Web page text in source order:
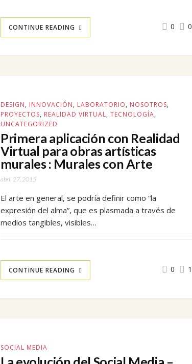
CONTINUE READING 0 0
DESIGN, INNOVACIÓN, LABORATORIO, NOSOTROS,
PROYECTOS, REALIDAD VIRTUAL, TECNOLOGÍA,
UNCATEGORIZED
Primera aplicación con Realidad
Virtual para obras artísticas
murales : Murales con Arte
abril 27, 2015
El arte en general, se podría definir como “la
expresión del alma”, que es plasmada a través de
medios tangibles, visibles…
CONTINUE READING 0 1
SOCIAL MEDIA